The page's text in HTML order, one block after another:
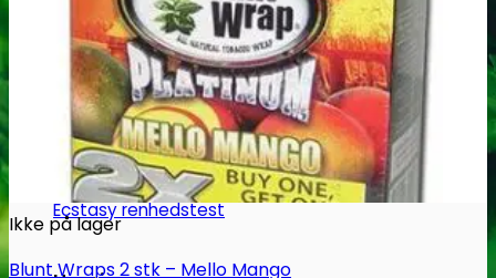
MDMA
MDMA renhedstest
Ecstasy
Ecstasy renhedstest
Ikke på lager
Blunt Wraps 2 stk – Mello Mango